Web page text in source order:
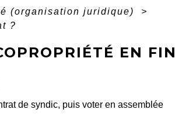
(organisation juridique)
>
?
EN FIN
de syndic, puis voter en assemblée